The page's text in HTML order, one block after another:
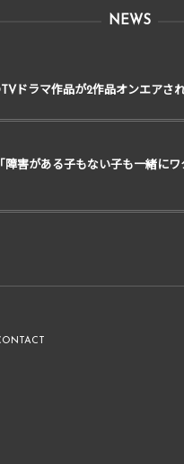
NEWS
ドラマ作品が2作品オンエアされ
障害がある子もない子も一緒に